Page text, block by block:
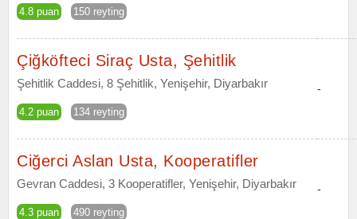
4.8 puan 150 reyting
Çiğköfteci Siraç Usta, Şehitlik
Şehitlik Caddesi, 8 Şehitlik, Yenişehir, Diyarbakır
4.2 puan 134 reyting
-
Ciğerci Aslan Usta, Kooperatifler
Gevran Caddesi, 3 Kooperatifler, Yenişehir, Diyarbakır
4.3 puan 490 reyting
-